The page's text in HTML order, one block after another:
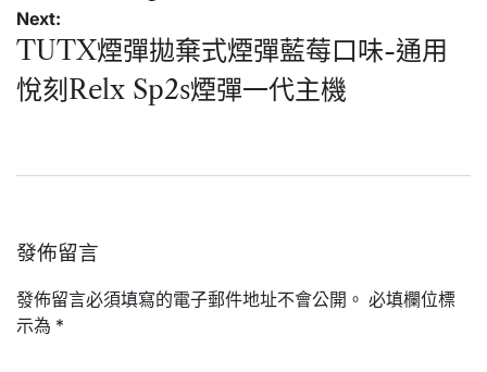
Next:
TUTX煙彈拋棄式煙彈藍莓口味-通用
悅刻Relx Sp2s煙彈一代主機
發佈留言
發佈留言必須填寫的電子郵件地址不會公開。 必填欄位標
示為 *